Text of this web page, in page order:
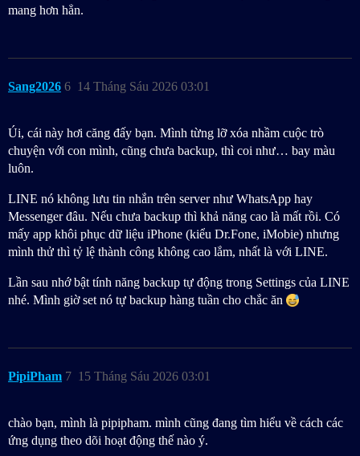
mang hơn hẳn.
Sang2026 14 Tháng Sáu 2026 03:01
6
Úi, cái này hơi căng đấy bạn. Mình từng lỡ xóa nhầm cuộc trò
chuyện với con mình, cũng chưa backup, thì coi như… bay màu
luôn.
LINE nó không lưu tin nhắn trên server như WhatsApp hay
Messenger đâu. Nếu chưa backup thì khả năng cao là mất rồi. Có
mấy app khôi phục dữ liệu iPhone (kiểu Dr.Fone, iMobie) nhưng
mình thử thì tỷ lệ thành công không cao lắm, nhất là với LINE.
Lần sau nhớ bật tính năng backup tự động trong Settings của LINE
nhé. Mình giờ set nó tự backup hàng tuần cho chắc ăn
PipiPham 15 Tháng Sáu 2026 03:01
7
chào bạn, mình là pipipham. mình cũng đang tìm hiểu về cách các
ứng dụng theo dõi hoạt động thế nào ý.